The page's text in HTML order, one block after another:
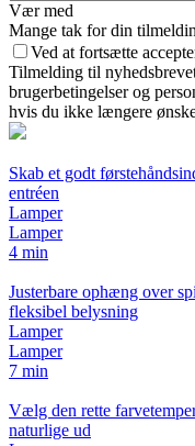
Vær med
Mange tak for din
Ved at fortsætte
Tilmelding til
brugerbetingelser og
hvis du ikke længere
Skab et godt
entréen
Lamper
Lamper
4 min
Justerbare ophæng over
fleksibel belysning
Lamper
Lamper
7 min
Vælg den rette
naturlige ud